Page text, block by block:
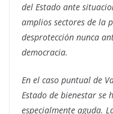
del Estado ante
amplios sectores de la
desprotección nunca
democracia.
En el caso puntual de
Estado de bienestar se
especialmente aguda.